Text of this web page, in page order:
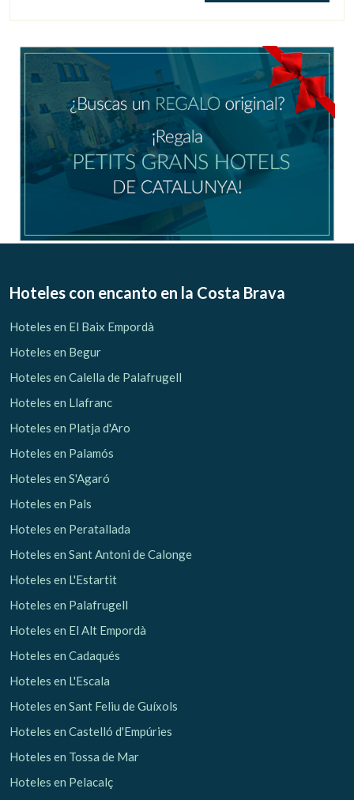
Hoteles con encanto en la Costa Brava
Hoteles en El Baix Empordà
Hoteles en Begur
Hoteles en Calella de Palafrugell
Hoteles en Llafranc
Hoteles en Platja d'Aro
Hoteles en Palamós
Hoteles en S'Agaró
Hoteles en Pals
Hoteles en Peratallada
Hoteles en Sant Antoni de Calonge
Hoteles en L'Estartit
Hoteles en Palafrugell
Hoteles en El Alt Empordà
Hoteles en Cadaqués
Hoteles en L'Escala
Hoteles en Sant Feliu de Guíxols
Hoteles en Castelló d'Empúries
Hoteles en Tossa de Mar
Hoteles en Pelacalç